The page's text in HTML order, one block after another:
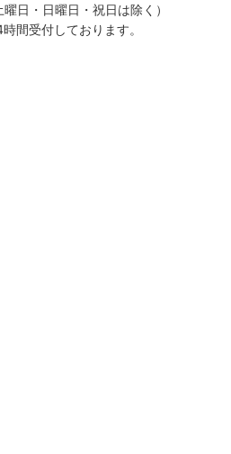
日・日曜日・祝日は除く）
間受付しております。